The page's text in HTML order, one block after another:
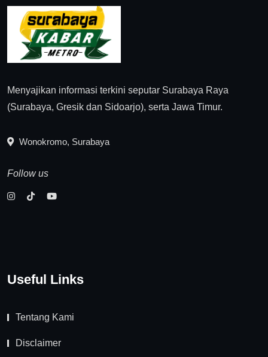
Menyajikan informasi terkini seputar Surabaya Raya
(Surabaya, Gresik dan Sidoarjo), serta Jawa Timur.
Wonokromo, Surabaya
Follow us
Useful Links
Tentang Kami
Disclaimer